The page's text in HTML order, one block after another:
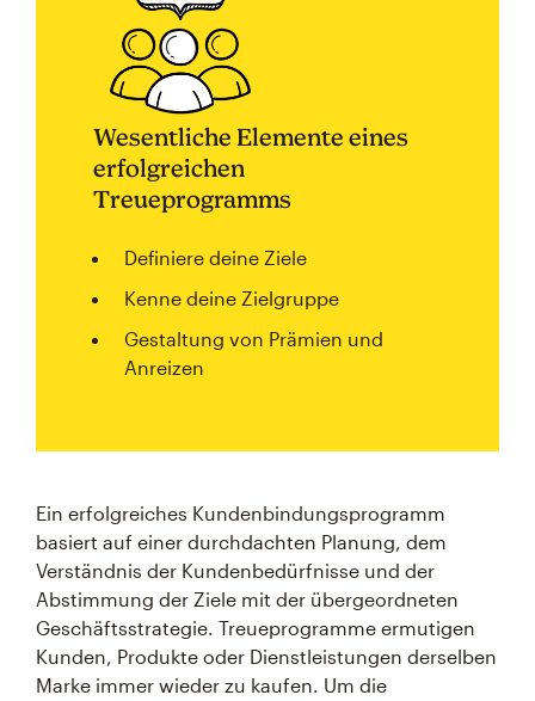
Wesentliche Elemente eines
erfolgreichen
Treueprogramms
Definiere deine Ziele
Kenne deine Zielgruppe
Gestaltung von Prämien und
Anreizen
Ein erfolgreiches Kundenbindungsprogramm
basiert auf einer durchdachten Planung, dem
Verständnis der Kundenbedürfnisse und der
Abstimmung der Ziele mit der übergeordneten
Geschäftsstrategie. Treueprogramme ermutigen
Kunden, Produkte oder Dienstleistungen derselben
Marke immer wieder zu kaufen. Um die